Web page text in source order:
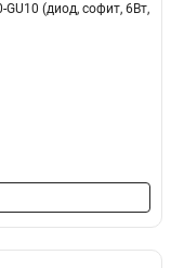
(диод, софит, 6Вт,